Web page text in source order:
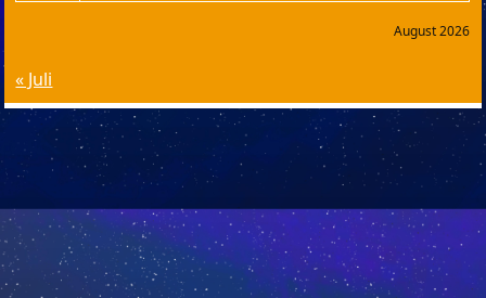
August 2026
« Juli